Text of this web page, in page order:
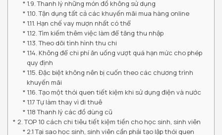
1.9. Thanh lý những món đồ không sử dụng
1.10. Tận dụng tất cả các khuyến mãi mua hàng online
1.11. Hạn chế vay mượn nhất có thể
1.12. Tìm kiếm thêm việc làm để tăng thu nhập
1.13. Theo dõi tình hình thu chi
1.14. Không để chi phí ăn uống vượt quá hạn mức cho phép
quy định
1.15. Đặc biệt không nên bị cuốn theo các chương trình
khuyến mãi
1.16. Tạo một thói quen tiết kiệm khi sử dụng điện và nước
1.17 Tự làm thay vì đi thuê
1.18 Thanh lý các đồ dùng cũ
2. TOP 10 cách chi tiêu tiết kiệm tiền cho học sinh, sinh viên
2.1 Tại sao học sinh, sinh viên cần phải tạo lập thói quen